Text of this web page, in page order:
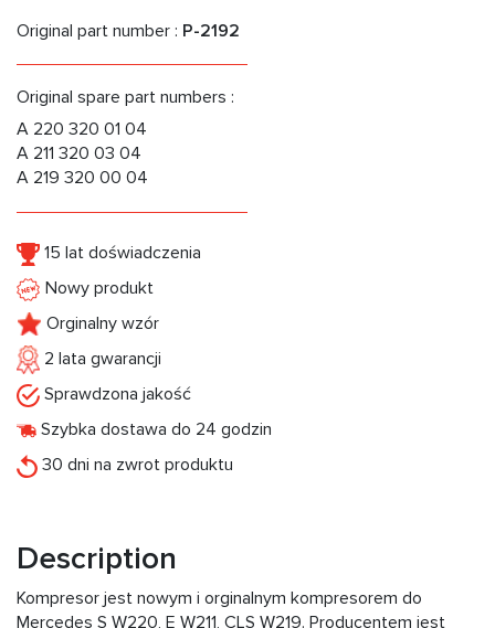
Original part number : P-2192
Original spare part numbers :
A 220 320 01 04
A 211 320 03 04
A 219 320 00 04
15 lat doświadczenia
Nowy produkt
Orginalny wzór
2 lata gwarancji
Sprawdzona jakość
Szybka dostawa do 24 godzin
30 dni na zwrot produktu
Description
Kompresor jest nowym i orginalnym kompresorem do
Mercedes S W220, E W211, CLS W219. Producentem jest